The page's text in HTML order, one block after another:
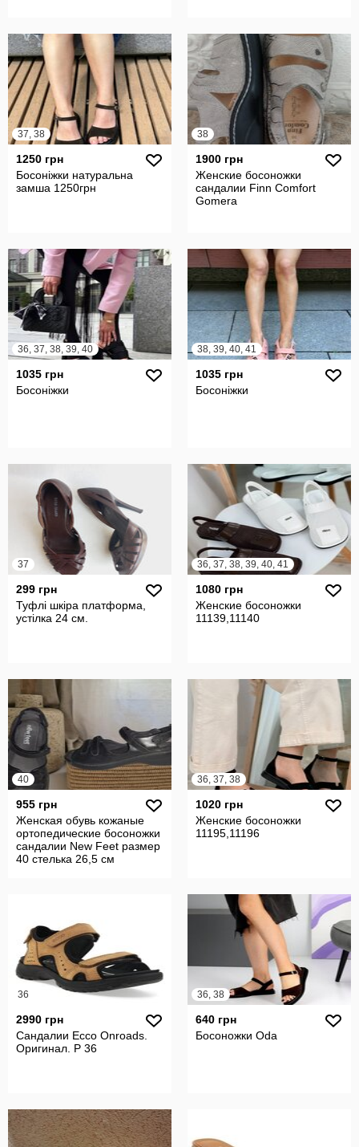
37, 38
1250 грн
Босоніжки натуральна
замша 1250грн
38
1900 грн
Женские босоножки
сандалии Finn Comfort
Gomera
36, 37, 38, 39, 40
1035 грн
Босоніжки
38, 39, 40, 41
1035 грн
Босоніжки
37
299 грн
Туфлі шкіра платформа,
устілка 24 см.
36, 37, 38, 39, 40, 41
1080 грн
Женские босоножки
11139,11140
40
955 грн
Женская обувь кожаные
ортопедические босоножки
сандалии New Feet размер
40 стелька 26,5 см
36, 37, 38
1020 грн
Женские босоножки
11195,11196
36
2990 грн
Сандалии Ecco Onroads.
Оригинал. Р 36
36, 38
640 грн
Босоножки Odа